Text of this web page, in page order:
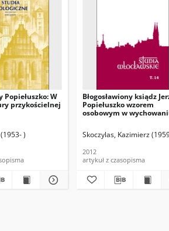
Popiełuszko: W
przykościelnej
)
Błogosławiony ksiądz
Popiełuszko wzorem
osobowym w
Skoczylas, Kazimierz
2012
artykuł z czasopisma